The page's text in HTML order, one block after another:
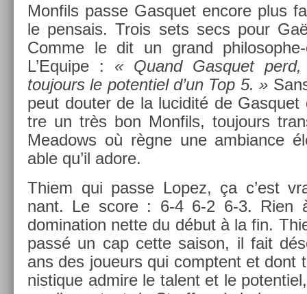
Mon­fils passe Gas­quet en­core plus
le pen­sais. Trois sets secs pour
Comme le dit un grand
L’Equipe : « Quand Gas­quet
toujours le poten­tiel d’un Top 5. »
peut dout­er de la lucidité de
tre un très bon Mon­fils, toujours
Meadows où règne une am­bian­ce
able qu’il adore.
Thiem qui passe Lopez, ça c’est
nant. Le score : 6-4 6-2 6-3. Rien
domina­tion nette du début à la fin.
passé un cap cette saison, il fait
ans des joueurs qui com­ptent et
nistique ad­mire le talent et le